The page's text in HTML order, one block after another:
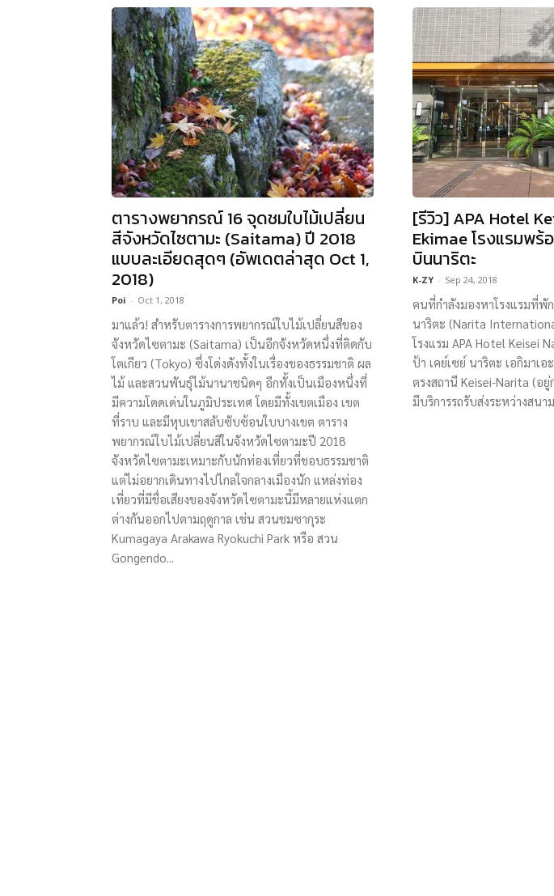
ตารางพยากรณ์ 16 จุดชมใบไม้เปลี่ยน
สีจังหวัดไซตามะ (Saitama) ปี 2018
แบบละเอียดสุดๆ (อัพเดตล่าสุด Oct 1,
2018)
Poi - Oct 1, 2018
มาแล้ว! สำหรับตารางการพยากรณ์ใบไม้เปลี่ยนสีของ
จังหวัดไซตามะ (Saitama) เป็นอีกจังหวัดหนึ่งที่ติดกับ
โตเกียว (Tokyo) ซึ่งโด่งดังทั้งในเรื่องของธรรมชาติ ผล
ไม้ และสวนพันธุ์ไม้นานาชนิดๆ อีกทั้งเป็นเมืองหนึ่งที่
มีความโดดเด่นในภูมิประเทศ โดยมีทั้งเขตเมือง เขต
ที่ราบ และมีหุบเขาสลับซับซ้อนใบบางเขต ตาราง
พยากรณ์ใบไม้เปลี่ยนสีในจังหวัดไซตามะปี 2018
จังหวัดไซตามะเหมาะกับนักท่องเที่ยวที่ชอบธรรมชาติ
แต่ไม่อยากเดินทางไปไกลใจกลางเมืองนัก แหล่งท่อง
เที่ยวที่มีชื่อเสียงของจังหวัดไซตามะนี้มีหลายแห่งแตก
ต่างกันออกไปตามฤดูกาล เช่น สวนชมซากุระ
Kumagaya Arakawa Ryokuchi Park หรือ สวน
Gongendo...
[รีวิว] APA Hotel
Ekimae โรงแรมพ
บินนาริตะ
K-ZY - Sep 24, 2018
คนที่กำลังมองหาโรงแรมที่พั
นาริตะ (Narita
โรงแรม APA Hotel Keisei
ป้า เคย์เซย์ นาริตะ เอกิมาเ
ตรงสถานี Keisei-Narita (อ
มีบริการรถรับส่งระหว่างสน